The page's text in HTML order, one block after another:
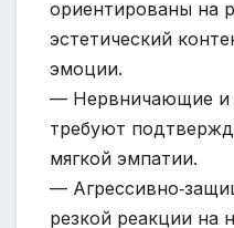
ориентированы на
эстетический
эмоции.
— Нервничающие и
требуют
мягкой эмпатии.
—
резкой реакции на